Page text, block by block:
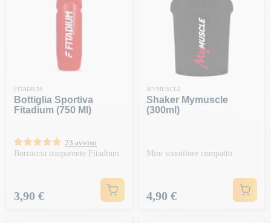
FITADIUM
Bottiglia Sportiva
Fitadium (750 Ml)
23 avviso
Borraccia trasparente Fitadium
Prezzo
3,90 €
MYMUSCLE
Shaker Mymuscle
(300ml)
Mini scuotitore compatto
Prezzo
4,90 €